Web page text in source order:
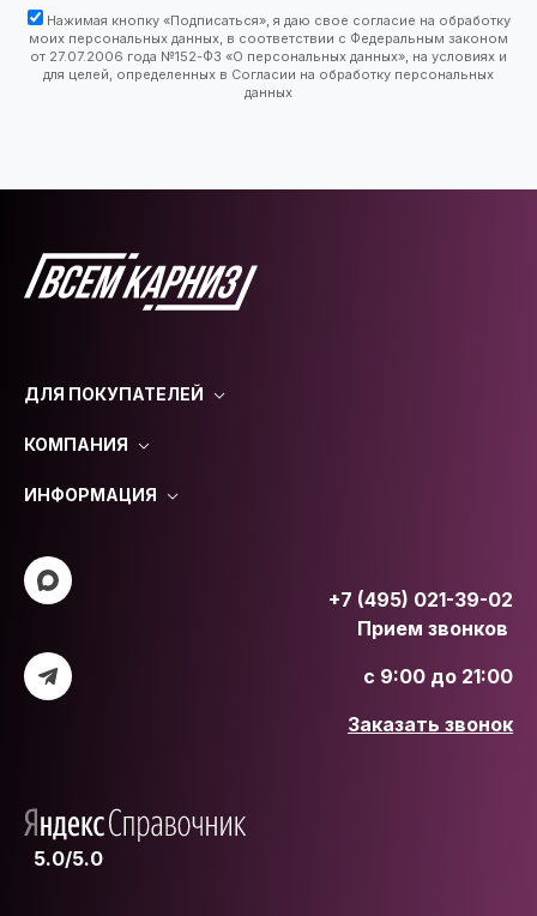
Нажимая кнопку «Подписаться», я даю свое согласие на обработку
моих персональных данных, в соответствии с Федеральным законом
от 27.07.2006 года №152-ФЗ «О персональных данных», на условиях и
для целей, определенных в Согласии на обработку персональных
данных
ДЛЯ ПОКУПАТЕЛЕЙ
КОМПАНИЯ
ИНФОРМАЦИЯ
+7 (495) 021-39-02
Прием звонков
с 9:00 до 21:00
Заказать звонок
5.0/5.0